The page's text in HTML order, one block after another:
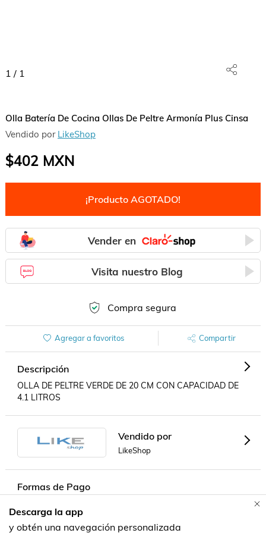
1 / 1
Olla Batería De Cocina Ollas De Peltre Armonía Plus Cinsa
Vendido por LikeShop
$402MXN
¡Producto AGOTADO!
Vender en
Visita nuestro Blog
Compra segura
Agregar a favoritos Compartir
Descripción
OLLA DE PELTRE VERDE DE 20 CM CON CAPACIDAD DE
4.1 LITROS
Vendido por
LikeShop
Formas de Pago
Descarga la app
y obtén una navegación personalizada